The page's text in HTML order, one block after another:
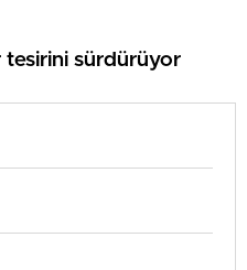
tesirini sürdürüyor